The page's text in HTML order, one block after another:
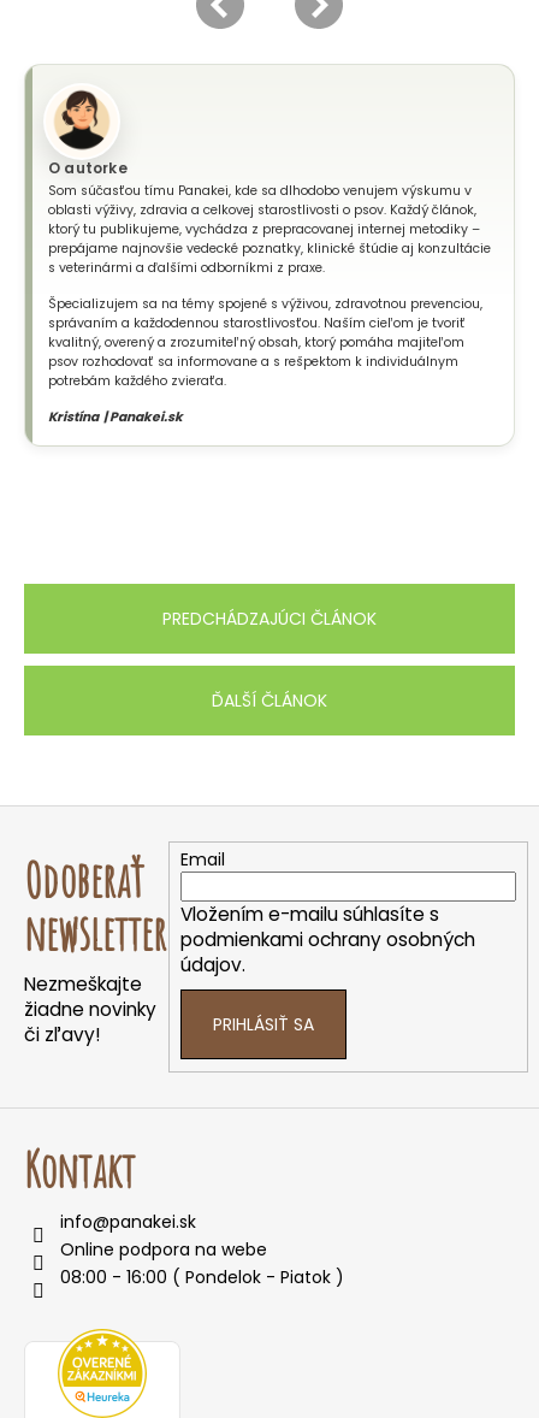
O autorke
Som súčasťou tímu Panakei, kde sa dlhodobo venujem výskumu v
oblasti výživy, zdravia a celkovej starostlivosti o psov. Každý článok,
ktorý tu publikujeme, vychádza z prepracovanej internej metodiky –
prepájame najnovšie vedecké poznatky, klinické štúdie aj konzultácie
s veterinármi a ďalšími odborníkmi z praxe.
Špecializujem sa na témy spojené s výživou, zdravotnou prevenciou,
správaním a každodennou starostlivosťou. Naším cieľom je tvoriť
kvalitný, overený a zrozumiteľný obsah, ktorý pomáha majiteľom
psov rozhodovať sa informovane a s rešpektom k individuálnym
potrebám každého zvieraťa.
Kristína | Panakei.sk
PREDCHÁDZAJÚCI ČLÁNOK
ĎALŠÍ ČLÁNOK
Z
Odoberať
newsletter
Nezmeškajte
žiadne novinky
či zľavy!
Email
Vložením e-mailu súhlasíte s
podmienkami ochrany osobných
údajov.
PRIHLÁSIŤ SA
Kontakt
info@panakei.sk
Online podpora na webe
08:00 - 16:00 ( Pondelok - Piatok )